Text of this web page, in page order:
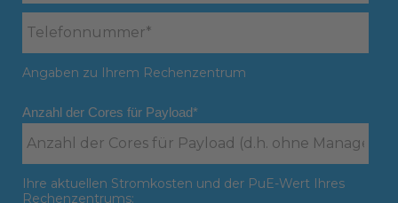
Angaben zu Ihrem Rechenzentrum
Anzahl der Cores für Payload*
Ihre aktuellen Stromkosten und der PuE-Wert Ihres
Rechenzentrums: